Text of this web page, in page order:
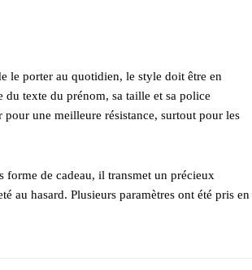
le porter au quotidien, le style doit être en
texte du prénom, sa taille et sa police
une meilleure résistance, surtout pour les
forme de cadeau, il transmet un précieux
au hasard. Plusieurs paramètres ont été pris en